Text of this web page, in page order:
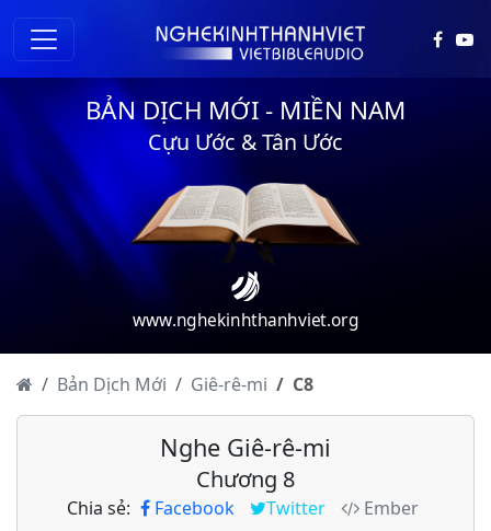
BẢN DỊCH MỚI - MIỀN NAM
Cựu Ước & Tân Ước
www.nghekinhthanhviet.org
Bản Dịch Mới Giê-rê-mi C8
Nghe Giê-rê-mi
Chương 8
Chia sẻ: Facebook Twitter
Ember
Giê-rê-mi - Chương 1
Giê-rê-mi - Chương 2
Giê-rê-mi - Chương 3
Giê-rê-mi - Chương 5
Giê-rê-mi - Chương 6